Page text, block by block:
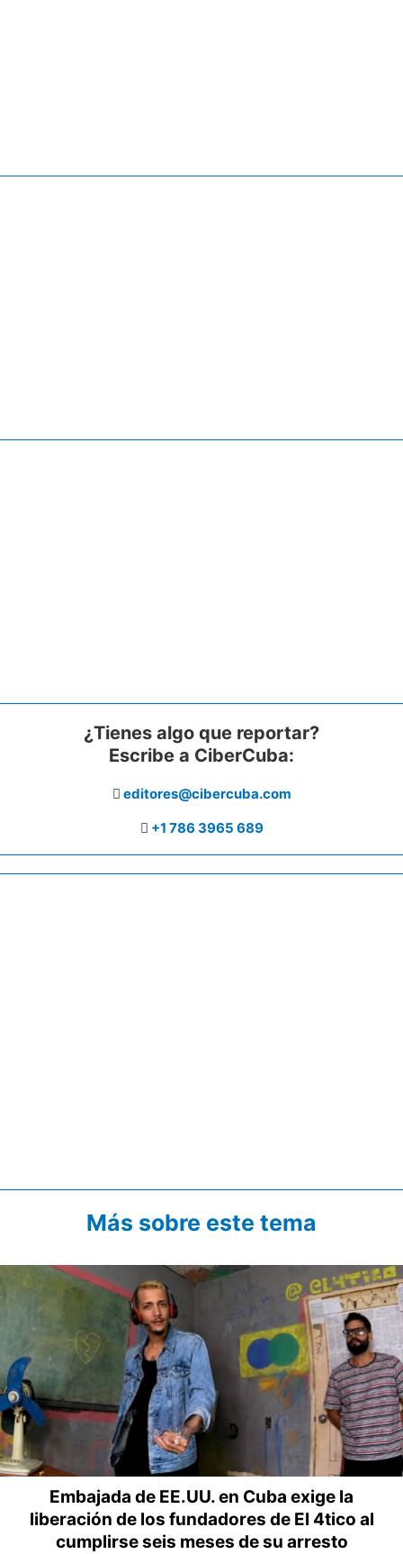
¿Tienes algo que reportar?
Escribe a CiberCuba:
editores@cibercuba.com
+1 786 3965 689
Más sobre este tema
Embajada de EE.UU. en Cuba exige la
liberación de los fundadores de El 4tico al
cumplirse seis meses de su arresto